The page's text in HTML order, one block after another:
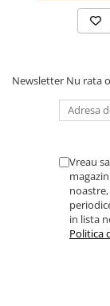
Newsletter Nu rata
Vreau
in lista
Politica